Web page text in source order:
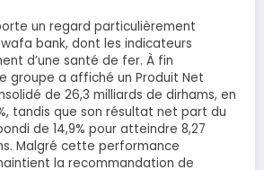
un regard particulièrement
bank, dont les indicateurs
d’une santé de fer. À fin
groupe a affiché un Produit Net
de 26,3 milliards de dirhams, en
tandis que son résultat net part du
de 14,9% pour atteindre 8,27
Malgré cette performance
la recommandation de